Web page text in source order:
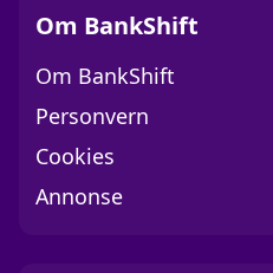
Om BankShift
Om BankShift
Personvern
Cookies
Annonse